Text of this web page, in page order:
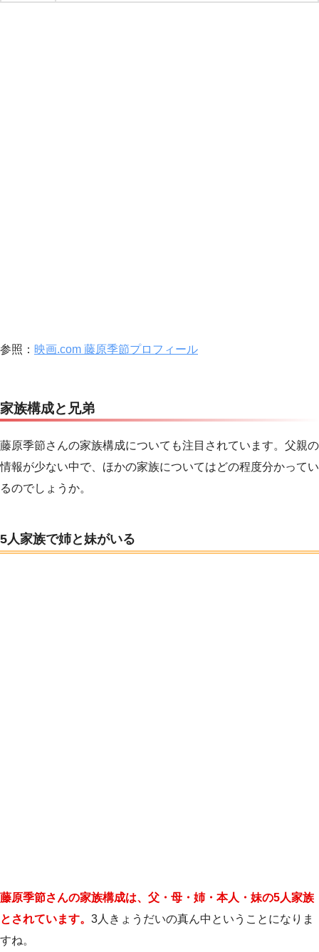
参照： 映画.com 藤原季節プロフィール
家族構成と兄弟
藤原季節さんの家族構成についても注目されています。父親の
情報が少ない中で、ほかの家族についてはどの程度分かってい
るのでしょうか。
5人家族で姉と妹がいる
藤原季節さんの家族構成は、父・母・姉・本人・妹の5人家族
とされています。 3人きょうだいの真ん中ということになりま
すね。